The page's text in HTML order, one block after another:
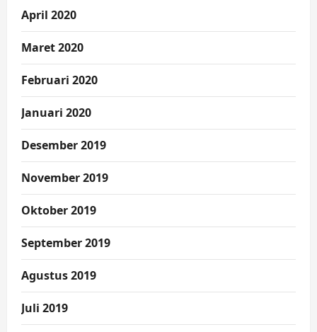
April 2020
Maret 2020
Februari 2020
Januari 2020
Desember 2019
November 2019
Oktober 2019
September 2019
Agustus 2019
Juli 2019